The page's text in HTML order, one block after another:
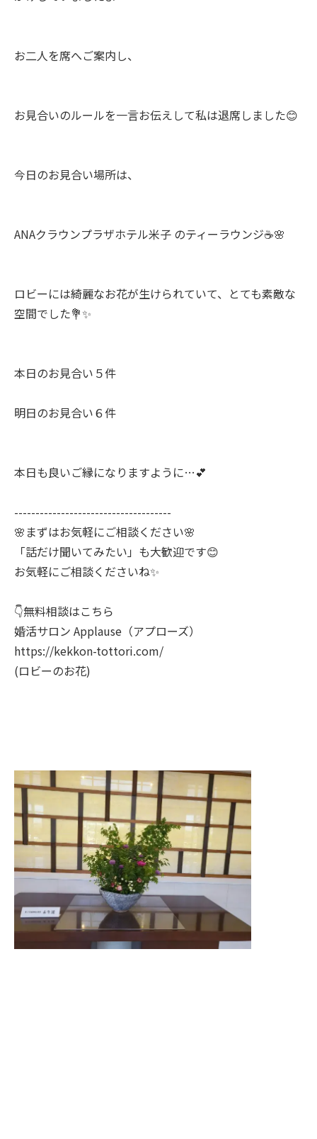
お二人を席へご案内し、
お見合いのルールを一言お伝えして私は退席しました😊
今日のお見合い場所は、
ANAクラウンプラザホテル米子 のティーラウンジ☕🌸
ロビーには綺麗なお花が生けられていて、とても素敵な
空間でした💐✨
本日のお見合い５件
明日のお見合い６件
本日も良いご縁になりますように…💕
-------------------------------------
🌸まずはお気軽にご相談ください🌸
「話だけ聞いてみたい」も大歓迎です😊
お気軽にご相談くださいね✨
👇無料相談はこちら
婚活サロン Applause（アプローズ）
https://kekkon-tottori.com/
(ロビーのお花)